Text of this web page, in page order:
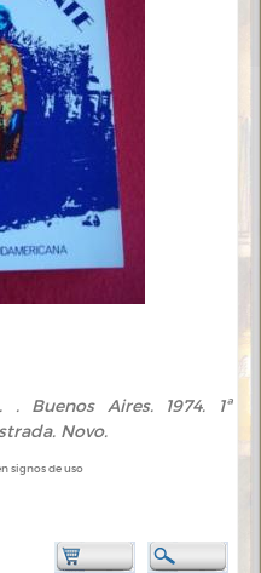
. Buenos Aires. 1974. 1ª
Novo.
signos de uso